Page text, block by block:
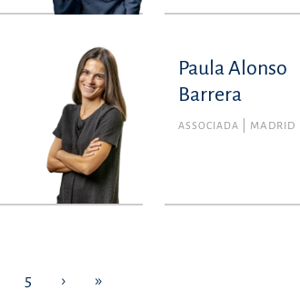
+351210308600
Paula Alonso
Barrera
ASSOCIADA MADRID
Membro n.º
5 › »